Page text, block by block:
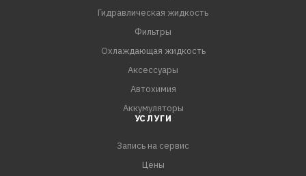
Гидравлическая жидкость
Фильтры
Охлаждающая жидкость
Аксессуары
Автохимия
Аккумуляторы
УСЛУГИ
Запись на сервис
Цены